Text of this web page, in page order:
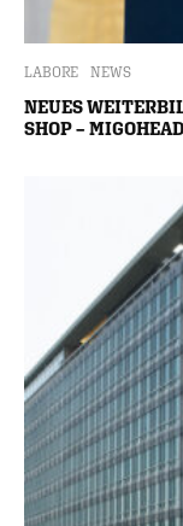
LABORE NEWS
NEUES
SHOP –